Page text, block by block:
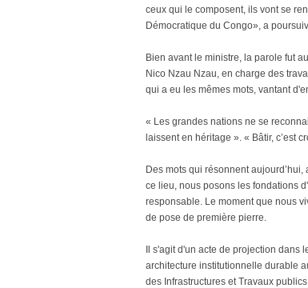
ceux qui le composent, ils vont se
Démocratique du Congo», a
Bien avant le ministre, la parole fut
Nico Nzau Nzau, en charge des
qui a eu les mêmes mots, vantant
« Les grandes nations ne se
laissent en héritage ». « Bâtir, c’est
Des mots qui résonnent
ce lieu, nous posons les fondations
responsable. Le moment que nous
de pose de première pierre.
Il s'agit d'un acte de projection
architecture institutionnelle durable
des Infrastructures et Travaux